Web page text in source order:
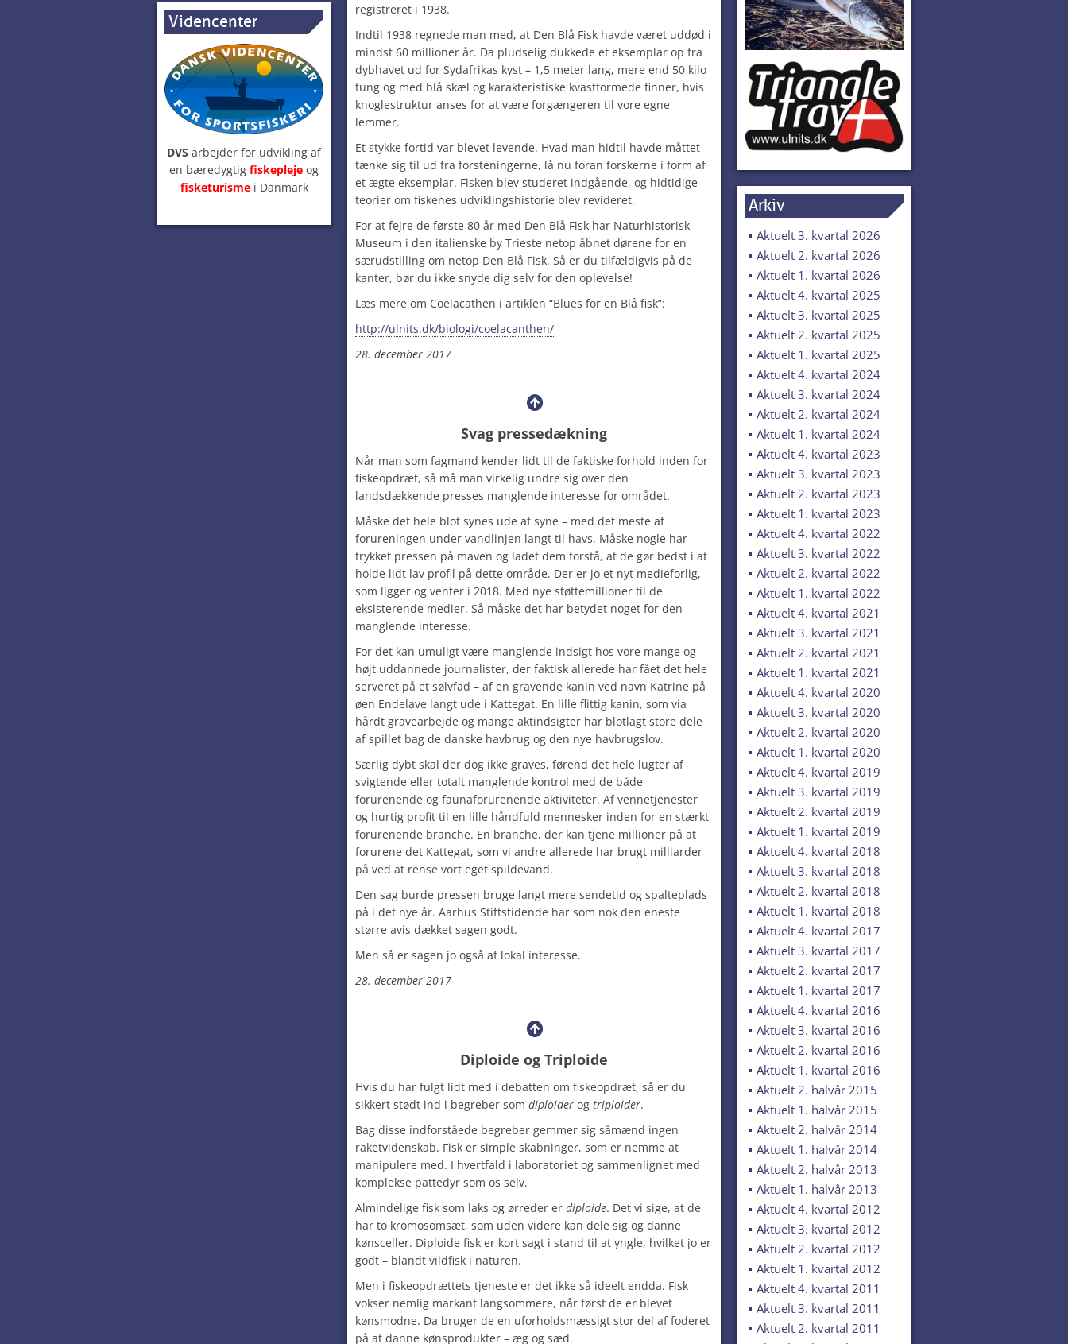
Videncenter
DVS arbejder for udvikling af
en bæredygtig fiskepleje og
fisketurisme i Danmark
registreret i 1938.
Indtil 1938 regnede man med, at Den Blå Fisk havde været uddød i
mindst 60 millioner år. Da pludselig dukkede et eksemplar op fra
dybhavet ud for Sydafrikas kyst – 1,5 meter lang, mere end 50 kilo
tung og med blå skæl og karakteristiske kvastformede finner, hvis
knoglestruktur anses for at være forgængeren til vore egne
lemmer.
Et stykke fortid var blevet levende. Hvad man hidtil havde måttet
tænke sig til ud fra forsteningerne, lå nu foran forskerne i form af
et ægte eksemplar. Fisken blev studeret indgående, og hidtidige
teorier om fiskenes udviklingshistorie blev revideret.
For at fejre de første 80 år med Den Blå Fisk har Naturhistorisk
Museum i den italienske by Trieste netop åbnet dørene for en
særudstilling om netop Den Blå Fisk. Så er du tilfældigvis på de
kanter, bør du ikke snyde dig selv for den oplevelse!
Læs mere om Coelacathen i artiklen “Blues for en Blå fisk”:
http://ulnits.dk/biologi/coelacanthen/
28. december 2017
Svag pressedækning
Når man som fagmand kender lidt til de faktiske forhold inden for
fiskeopdræt, så må man virkelig undre sig over den
landsdækkende presses manglende interesse for området.
Måske det hele blot synes ude af syne – med det meste af
forureningen under vandlinjen langt til havs. Måske nogle har
trykket pressen på maven og ladet dem forstå, at de gør bedst i at
holde lidt lav profil på dette område. Der er jo et nyt medieforlig,
som ligger og venter i 2018. Med nye støttemillioner til de
eksisterende medier. Så måske det har betydet noget for den
manglende interesse.
For det kan umuligt være manglende indsigt hos vore mange og
højt uddannede journalister, der faktisk allerede har fået det hele
serveret på et sølvfad – af en gravende kanin ved navn Katrine på
øen Endelave langt ude i Kattegat. En lille flittig kanin, som via
hårdt gravearbejde og mange aktindsigter har blotlagt store dele
af spillet bag de danske havbrug og den nye havbrugslov.
Særlig dybt skal der dog ikke graves, førend det hele lugter af
svigtende eller totalt manglende kontrol med de både
forurenende og faunaforurenende aktiviteter. Af vennetjenester
og hurtig profit til en lille håndfuld mennesker inden for en stærkt
forurenende branche. En branche, der kan tjene millioner på at
forurene det Kattegat, som vi andre allerede har brugt milliarder
på ved at rense vort eget spildevand.
Den sag burde pressen bruge langt mere sendetid og spalteplads
på i det nye år. Aarhus Stiftstidende har som nok den eneste
større avis dækket sagen godt.
Men så er sagen jo også af lokal interesse.
28. december 2017
Diploide og Triploide
Hvis du har fulgt lidt med i debatten om fiskeopdræt, så er du
sikkert stødt ind i begreber som diploider og triploider.
Bag disse indforståede begreber gemmer sig såmænd ingen
raketvidenskab. Fisk er simple skabninger, som er nemme at
manipulere med. I hvertfald i laboratoriet og sammenlignet med
komplekse pattedyr som os selv.
Almindelige fisk som laks og ørreder er diploide. Det vi sige, at de
har to kromosomsæt, som uden videre kan dele sig og danne
kønsceller. Diploide fisk er kort sagt i stand til at yngle, hvilket jo er
godt – blandt vildfisk i naturen.
Men i fiskeopdrættets tjeneste er det ikke så ideelt endda. Fisk
vokser nemlig markant langsommere, når først de er blevet
kønsmodne. Da bruger de en uforholdsmæssigt stor del af foderet
på at danne kønsprodukter – æg og sæd.
Arkiv
Aktuelt 3. kvartal 2026
Aktuelt 2. kvartal 2026
Aktuelt 1. kvartal 2026
Aktuelt 4. kvartal 2025
Aktuelt 3. kvartal 2025
Aktuelt 2. kvartal 2025
Aktuelt 1. kvartal 2025
Aktuelt 4. kvartal 2024
Aktuelt 3. kvartal 2024
Aktuelt 2. kvartal 2024
Aktuelt 1. kvartal 2024
Aktuelt 4. kvartal 2023
Aktuelt 3. kvartal 2023
Aktuelt 2. kvartal 2023
Aktuelt 1. kvartal 2023
Aktuelt 4. kvartal 2022
Aktuelt 3. kvartal 2022
Aktuelt 2. kvartal 2022
Aktuelt 1. kvartal 2022
Aktuelt 4. kvartal 2021
Aktuelt 3. kvartal 2021
Aktuelt 2. kvartal 2021
Aktuelt 1. kvartal 2021
Aktuelt 4. kvartal 2020
Aktuelt 3. kvartal 2020
Aktuelt 2. kvartal 2020
Aktuelt 1. kvartal 2020
Aktuelt 4. kvartal 2019
Aktuelt 3. kvartal 2019
Aktuelt 2. kvartal 2019
Aktuelt 1. kvartal 2019
Aktuelt 4. kvartal 2018
Aktuelt 3. kvartal 2018
Aktuelt 2. kvartal 2018
Aktuelt 1. kvartal 2018
Aktuelt 4. kvartal 2017
Aktuelt 3. kvartal 2017
Aktuelt 2. kvartal 2017
Aktuelt 1. kvartal 2017
Aktuelt 4. kvartal 2016
Aktuelt 3. kvartal 2016
Aktuelt 2. kvartal 2016
Aktuelt 1. kvartal 2016
Aktuelt 2. halvår 2015
Aktuelt 1. halvår 2015
Aktuelt 2. halvår 2014
Aktuelt 1. halvår 2014
Aktuelt 2. halvår 2013
Aktuelt 1. halvår 2013
Aktuelt 4. kvartal 2012
Aktuelt 3. kvartal 2012
Aktuelt 2. kvartal 2012
Aktuelt 1. kvartal 2012
Aktuelt 4. kvartal 2011
Aktuelt 3. kvartal 2011
Aktuelt 2. kvartal 2011